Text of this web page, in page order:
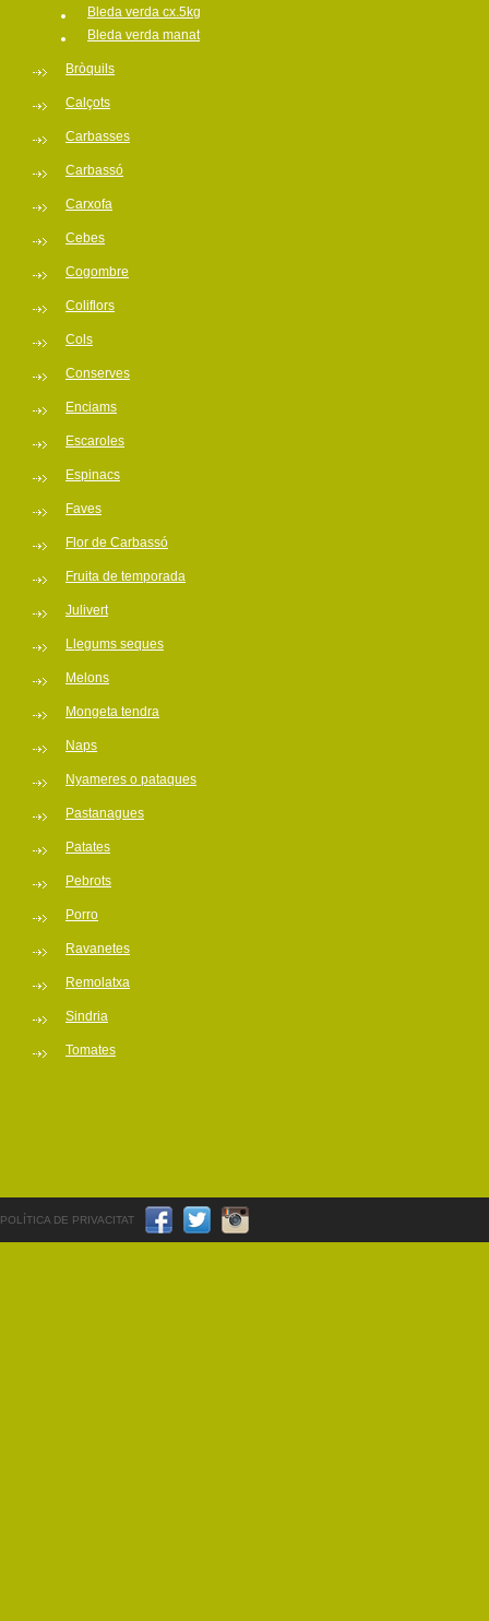
Bleda verda cx.5kg
Bleda verda manat
Bròquils
Calçots
Carbasses
Carbassó
Carxofa
Cebes
Cogombre
Coliflors
Cols
Conserves
Enciams
Escaroles
Espinacs
Faves
Flor de Carbassó
Fruita de temporada
Julivert
Llegums seques
Melons
Mongeta tendra
Naps
Nyameres o pataques
Pastanagues
Patates
Pebrots
Porro
Ravanetes
Remolatxa
Sindria
Tomates
POLÍTICA DE PRIVACITAT